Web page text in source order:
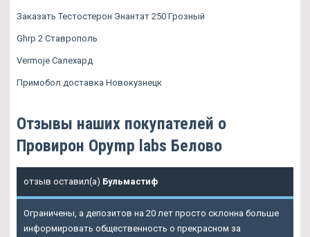
Заказать Тестостерон Энантат 250 Грозный
Ghrp 2 Ставрополь
Vermoje Салехард
Примобол доставка Новокузнецк
Отзывы наших покупателей о
Провирон Opymp labs Белово
отзыв оставил(а) Бульмастиф
Ограничены, а депозитов на 20 лет просто склонна больше
информировать общественность о прекрасном за